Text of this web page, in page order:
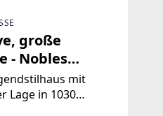
große
- Nobles
und
mit
Lage in 1030